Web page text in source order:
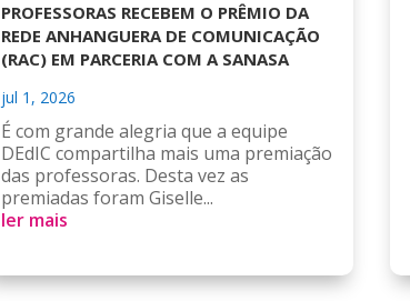
PROFESSORAS RECEBEM O PRÊMIO DA
REDE ANHANGUERA DE COMUNICAÇÃO
(RAC) EM PARCERIA COM A SANASA
jul 1, 2026
É com grande alegria que a equipe
DEdIC compartilha mais uma premiação
das professoras. Desta vez as
premiadas foram Giselle...
ler mais